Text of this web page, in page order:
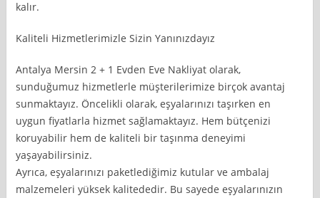
kalır.
Kaliteli Hizmetlerimizle Sizin Yanınızdayız
Antalya Mersin 2 + 1 Evden Eve Nakliyat olarak,
sunduğumuz hizmetlerle müşterilerimize birçok avantaj
sunmaktayız. Öncelikli olarak, eşyalarınızı taşırken en
uygun fiyatlarla hizmet sağlamaktayız. Hem bütçenizi
koruyabilir hem de kaliteli bir taşınma deneyimi
yaşayabilirsiniz.
Ayrıca, eşyalarınızı paketlediğimiz kutular ve ambalaj
malzemeleri yüksek kalitededir. Bu sayede eşyalarınızın